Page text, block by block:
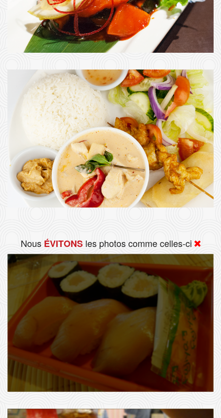
Nous ÉVITONSles photos comme celles-ci